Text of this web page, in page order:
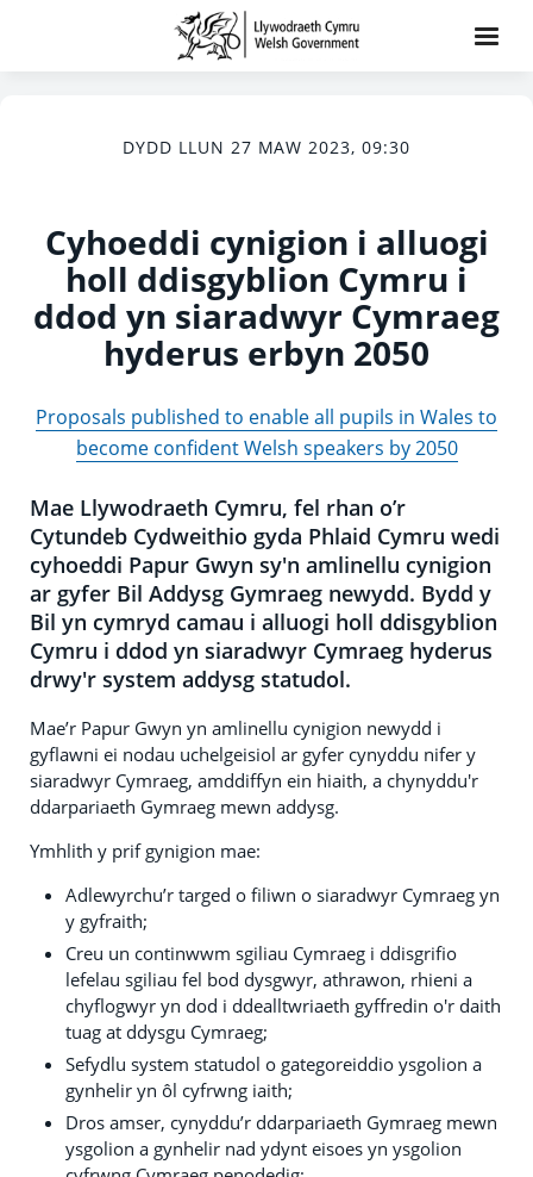
DYDD LLUN 27 MAW 2023, 09:30
Cyhoeddi cynigion i alluogi
holl ddisgyblion Cymru i
ddod yn siaradwyr Cymraeg
hyderus erbyn 2050
Proposals published to enable all pupils in Wales to
become confident Welsh speakers by 2050
Mae Llywodraeth Cymru, fel rhan o’r
Cytundeb Cydweithio gyda Phlaid Cymru wedi
cyhoeddi Papur Gwyn sy'n amlinellu cynigion
ar gyfer Bil Addysg Gymraeg newydd. Bydd y
Bil yn cymryd camau i alluogi holl ddisgyblion
Cymru i ddod yn siaradwyr Cymraeg hyderus
drwy'r system addysg statudol.
Mae’r Papur Gwyn yn amlinellu cynigion newydd i
gyflawni ei nodau uchelgeisiol ar gyfer cynyddu nifer y
siaradwyr Cymraeg, amddiffyn ein hiaith, a chynyddu'r
ddarpariaeth Gymraeg mewn addysg.
Ymhlith y prif gynigion mae:
Adlewyrchu’r targed o filiwn o siaradwyr Cymraeg yn
y gyfraith;
Creu un continwwm sgiliau Cymraeg i ddisgrifio
lefelau sgiliau fel bod dysgwyr, athrawon, rhieni a
chyflogwyr yn dod i ddealltwriaeth gyffredin o'r daith
tuag at ddysgu Cymraeg;
Sefydlu system statudol o gategoreiddio ysgolion a
gynhelir yn ôl cyfrwng iaith;
Dros amser, cynyddu’r ddarpariaeth Gymraeg mewn
ysgolion a gynhelir nad ydynt eisoes yn ysgolion